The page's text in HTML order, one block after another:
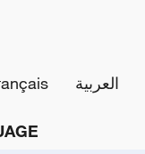
العربية